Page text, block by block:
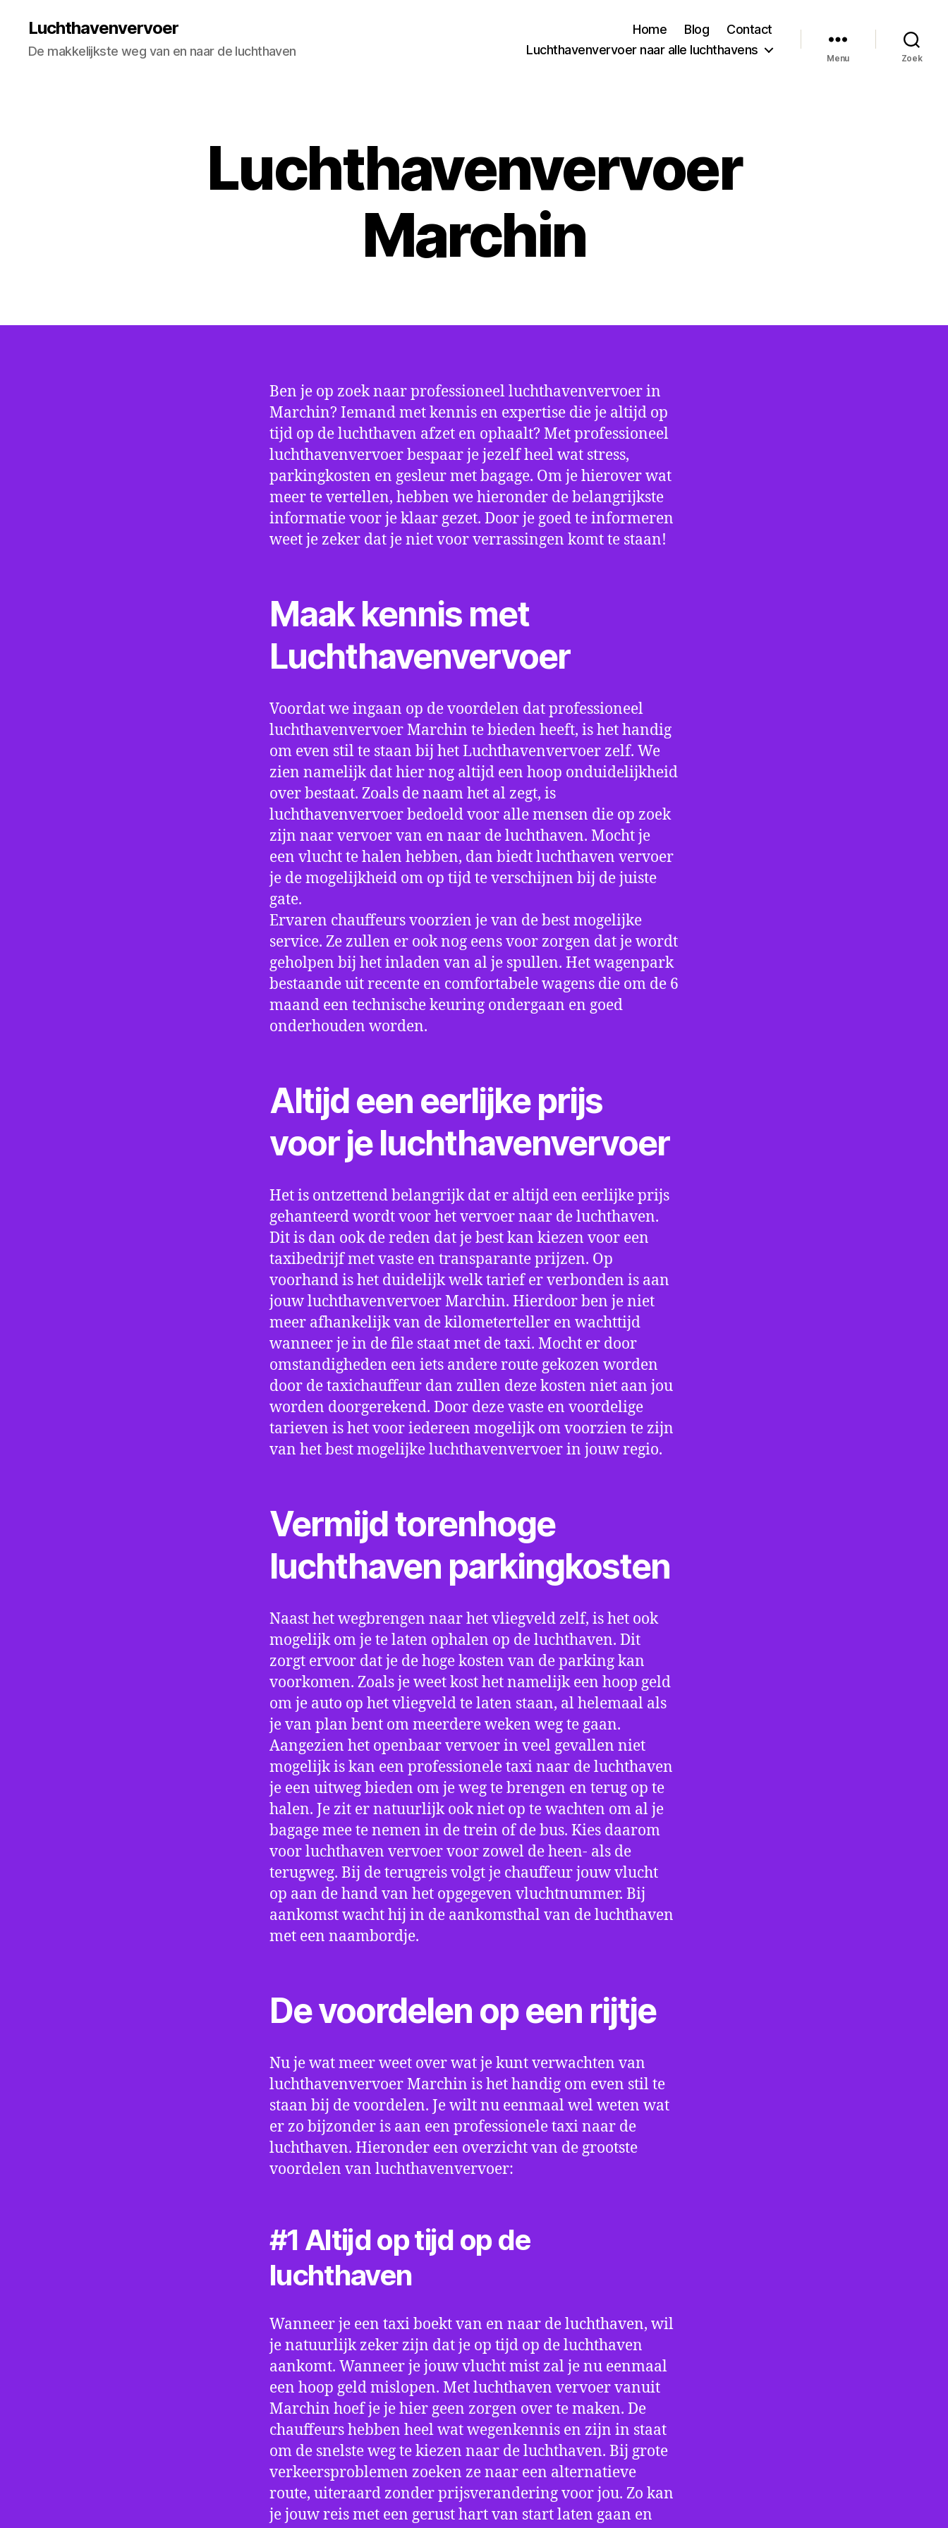
Luchthavenvervoer
De makkelijkste weg van en naar de luchthaven
Home Blog
Contact
Luchthavenvervoer naar alle luchthavens
Menu Zoek
Luchthavenvervoer
Marchin
Ben je op zoek naar professioneel luchthavenvervoer in
Marchin? Iemand met kennis en expertise die je altijd op
tijd op de luchthaven afzet en ophaalt? Met professioneel
luchthavenvervoer bespaar je jezelf heel wat stress,
parkingkosten en gesleur met bagage. Om je hierover wat
meer te vertellen, hebben we hieronder de belangrijkste
informatie voor je klaar gezet. Door je goed te informeren
weet je zeker dat je niet voor verrassingen komt te staan!
Maak kennis met
Luchthavenvervoer
Voordat we ingaan op de voordelen dat professioneel
luchthavenvervoer Marchin te bieden heeft, is het handig
om even stil te staan bij het Luchthavenvervoer zelf. We
zien namelijk dat hier nog altijd een hoop onduidelijkheid
over bestaat. Zoals de naam het al zegt, is
luchthavenvervoer bedoeld voor alle mensen die op zoek
zijn naar vervoer van en naar de luchthaven. Mocht je
een vlucht te halen hebben, dan biedt luchthaven vervoer
je de mogelijkheid om op tijd te verschijnen bij de juiste
gate.
Ervaren chauffeurs voorzien je van de best mogelijke
service. Ze zullen er ook nog eens voor zorgen dat je wordt
geholpen bij het inladen van al je spullen. Het wagenpark
bestaande uit recente en comfortabele wagens die om de 6
maand een technische keuring ondergaan en goed
onderhouden worden.
Altijd een eerlijke prijs
voor je luchthavenvervoer
Het is ontzettend belangrijk dat er altijd een eerlijke prijs
gehanteerd wordt voor het vervoer naar de luchthaven.
Dit is dan ook de reden dat je best kan kiezen voor een
taxibedrijf met vaste en transparante prijzen. Op
voorhand is het duidelijk welk tarief er verbonden is aan
jouw luchthavenvervoer Marchin. Hierdoor ben je niet
meer afhankelijk van de kilometerteller en wachttijd
wanneer je in de file staat met de taxi. Mocht er door
omstandigheden een iets andere route gekozen worden
door de taxichauffeur dan zullen deze kosten niet aan jou
worden doorgerekend. Door deze vaste en voordelige
tarieven is het voor iedereen mogelijk om voorzien te zijn
van het best mogelijke luchthavenvervoer in jouw regio.
Vermijd torenhoge
luchthaven parkingkosten
Naast het wegbrengen naar het vliegveld zelf, is het ook
mogelijk om je te laten ophalen op de luchthaven. Dit
zorgt ervoor dat je de hoge kosten van de parking kan
voorkomen. Zoals je weet kost het namelijk een hoop geld
om je auto op het vliegveld te laten staan, al helemaal als
je van plan bent om meerdere weken weg te gaan.
Aangezien het openbaar vervoer in veel gevallen niet
mogelijk is kan een professionele taxi naar de luchthaven
je een uitweg bieden om je weg te brengen en terug op te
halen. Je zit er natuurlijk ook niet op te wachten om al je
bagage mee te nemen in de trein of de bus. Kies daarom
voor luchthaven vervoer voor zowel de heen- als de
terugweg. Bij de terugreis volgt je chauffeur jouw vlucht
op aan de hand van het opgegeven vluchtnummer. Bij
aankomst wacht hij in de aankomsthal van de luchthaven
met een naambordje.
De voordelen op een rijtje
Nu je wat meer weet over wat je kunt verwachten van
luchthavenvervoer Marchin is het handig om even stil te
staan bij de voordelen. Je wilt nu eenmaal wel weten wat
er zo bijzonder is aan een professionele taxi naar de
luchthaven. Hieronder een overzicht van de grootste
voordelen van luchthavenvervoer:
#1 Altijd op tijd op de
luchthaven
Wanneer je een taxi boekt van en naar de luchthaven, wil
je natuurlijk zeker zijn dat je op tijd op de luchthaven
aankomt. Wanneer je jouw vlucht mist zal je nu eenmaal
een hoop geld mislopen. Met luchthaven vervoer vanuit
Marchin hoef je je hier geen zorgen over te maken. De
chauffeurs hebben heel wat wegenkennis en zijn in staat
om de snelste weg te kiezen naar de luchthaven. Bij grote
verkeersproblemen zoeken ze naar een alternatieve
route, uiteraard zonder prijsverandering voor jou. Zo kan
je jouw reis met een gerust hart van start laten gaan en